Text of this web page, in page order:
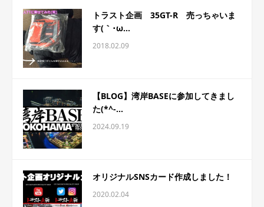
トラスト企画 35GT-R 売っちゃいま
す(｀･ω...
2018.02.09
【BLOG】湾岸BASEに参加してきまし
た(*^-...
2024.09.19
オリジナルSNSカード作成しました！
2020.02.04